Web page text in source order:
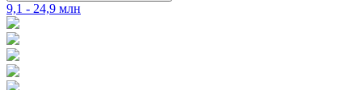
9,1 - 24,9 млн